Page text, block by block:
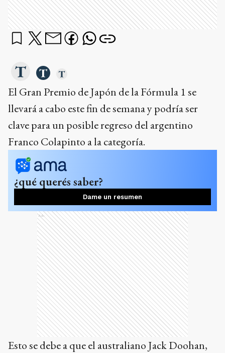
El Gran Premio de Japón de la Fórmula 1 se
llevará a cabo este fin de semana y podría ser
clave para un posible regreso del argentino
Franco Colapinto a la categoría.
¿qué querés saber?
Dame un resumen
Ads
Esto se debe a que el australiano Jack Doohan,